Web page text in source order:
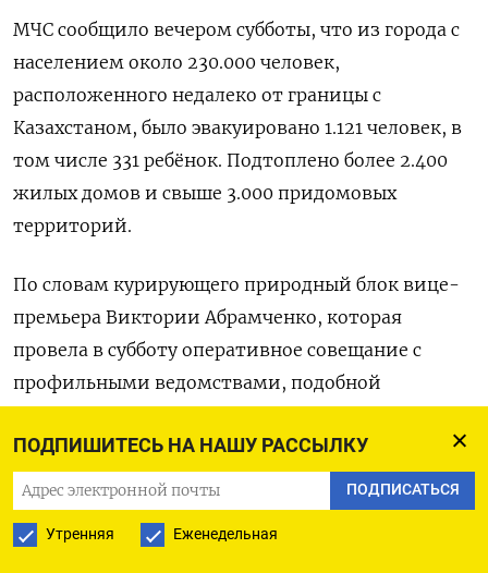
ПОДПИШИТЕСЬ НА НАШУ РАССЫЛКУ
ПОДПИСАТЬСЯ
Утренняя Еженедельная
МЧС сообщило вечером субботы, что из города с
населением около 230.000 человек,
расположенного недалеко от границы с
Казахстаном, было эвакуировано 1.121 человек, в
том числе 331 ребёнок. Подтоплено более 2.400
жилых домов и свыше 3.000 придомовых
территорий.
По словам курирующего природный блок вице-
премьера Виктории Абрамченко, которая
провела в субботу оперативное совещание с
профильными ведомствами, подобной
более ста лет.
Абрамченко поручила Минприроды оперативно
информировать МЧС, регионы и